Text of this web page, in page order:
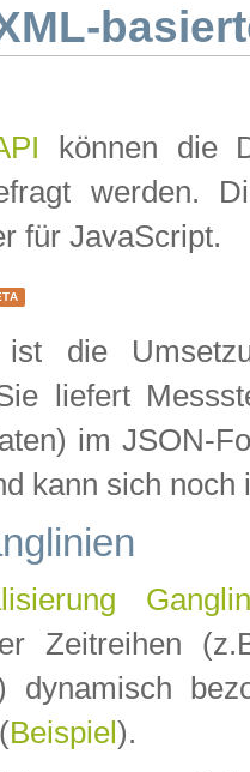
können die
werden.
für JavaScript.
ist die
liefert
im JSON-
kann sich noch
Zeitreihen
dynamisch
Beispiel ).